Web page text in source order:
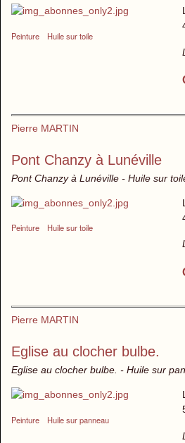
Peinture Huile sur toile
Pierre MARTIN
Pont Chanzy à Lunéville
Pont Chanzy à Lunéville - Huile sur
Peinture Huile sur toile
Pierre MARTIN
Eglise au clocher bulbe.
Eglise au clocher bulbe. - Huile sur
Peinture Huile sur panneau